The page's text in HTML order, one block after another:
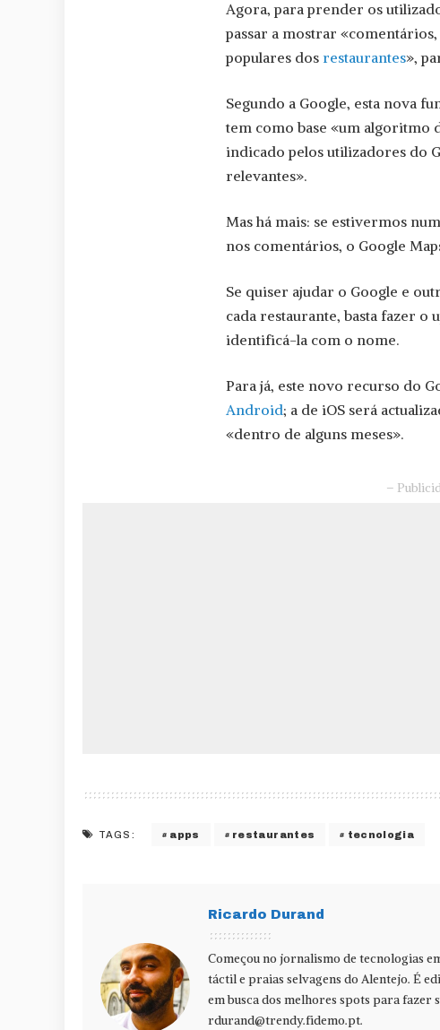
Agora, para prender os
passar a mostrar
populares dos restaurantes»,
Segundo a Google, esta nova
tem como base «um algoritmo
indicado pelos utilizadores do
relevantes».
Mas há mais: se estivermos
nos comentários, o Google
Se quiser ajudar o Google e
cada restaurante, basta fazer o
identificá-la com o nome.
Para já, este novo recurso do
Android; a de iOS será
«dentro de alguns meses».
–
TAGS: apps restaurantes tecnologia
Ricardo Durand
Começou no jornalismo de tecnologias
táctil e praias selvagens do Alentejo. É
em busca dos melhores spots para
rdurand@trendy.fidemo.pt.